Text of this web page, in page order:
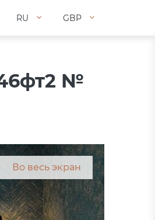
RU GBP
RU GBP
№
Во весь экран